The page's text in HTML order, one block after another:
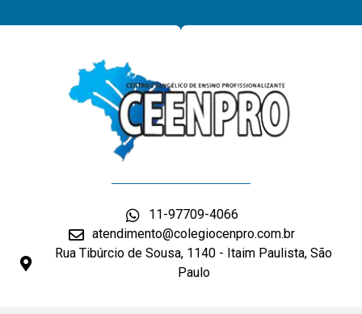
11-97709-4066
atendimento@colegiocenpro.com.br
Rua Tibúrcio de Sousa, 1140 - Itaim Paulista, São
Paulo